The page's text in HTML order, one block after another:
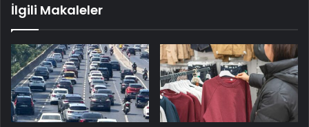
İlgili Makaleler